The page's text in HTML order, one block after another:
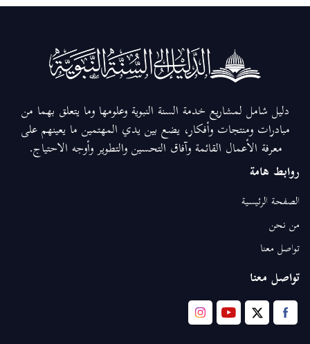
دليل شامل لمشاريع خدمة السنة النبوية وعلومها وما يتعلق بهما من
مبادرات ومنتجات وأفكار، يضع بين يدي المهتمين ما يعينهم على
معرفة الأعمال القائمة وآفاق التحسين والتطوير وأوجه الاحتياج.
روابط هامة
الصفحة الرئيسية
من نحن
تواصل معنا
تواصل معنا